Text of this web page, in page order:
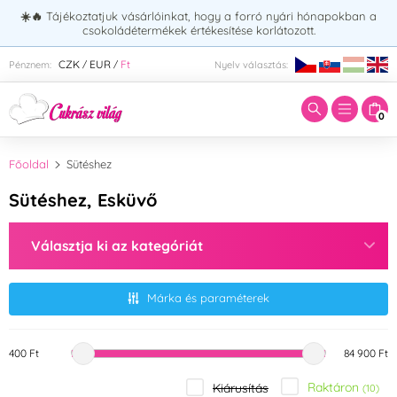
☀️🔥 Tájékoztatjuk vásárlóinkat, hogy a forró nyári hónapokban a
csokoládétermékek értékesítése korlátozott.
Pénznem: CZK / EUR / Ft Nyelv választás:
0
Adja meg a keresett kifejezést:
Főoldal Sütéshez
Sütéshez, Esküvő
Választja ki az kategóriát
Márka és paraméterek
400 Ft 84 900 Ft
Kiárusítás Raktáron (10)